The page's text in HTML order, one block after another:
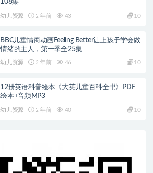
108集
幼儿资源 2 年前 43 10
BBC儿童情商动画Feeling Better让上孩子学会做
情绪的主人，第一季全25集
幼儿资源 2 年前 46 10
12册英语科普绘本《大英儿童百科全书》PDF
绘本+音频MP3
幼儿资源 2 年前 40 10